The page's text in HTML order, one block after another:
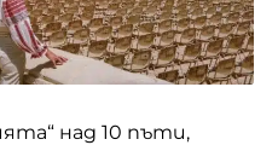
над 10 пъти,